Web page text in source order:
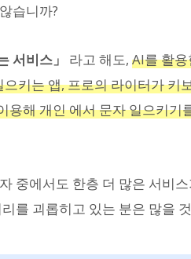
습니까?
서비스」 라고 해도, AI를 활
키는 앱, 프로의 라이터가 키
용해 개인 에서 문자 일으키기
중에서도 한층 더 많은 서비
를 괴롭히고 있는 분은 많을